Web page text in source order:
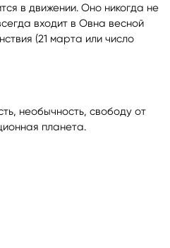
в движении. Оно никогда не
входит в Овна весной
(21 марта или число
необычность, свободу от
планета.